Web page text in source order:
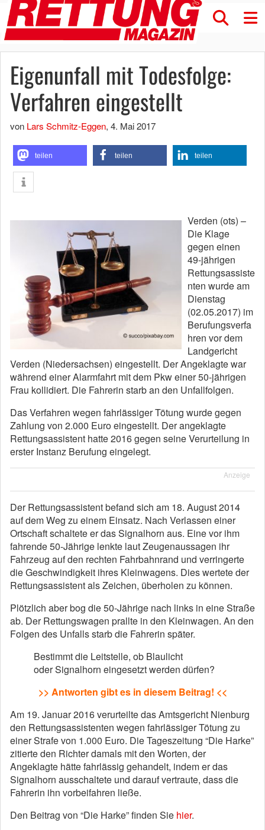
Eigenunfall mit Todesfolge:
Verfahren eingestellt
von Lars Schmitz-Eggen, 4. Mai 2017
teilen teilen teilen
Verden (ots) –
Die Klage
gegen einen
49-jährigen
Rettungsassiste
nten wurde am
Dienstag
(02.05.2017) im
Berufungsverfa
hren vor dem
Landgericht
Verden (Niedersachsen) eingestellt. Der Angeklagte war
während einer Alarmfahrt mit dem Pkw einer 50-jährigen
Frau kollidiert. Die Fahrerin starb an den Unfallfolgen.
Das Verfahren wegen fahrlässiger Tötung wurde gegen
Zahlung von 2.000 Euro eingestellt. Der angeklagte
Rettungsassistent hatte 2016 gegen seine Verurteilung in
erster Instanz Berufung eingelegt.
Anzeige
Der Rettungsassistent befand sich am 18. August 2014
auf dem Weg zu einem Einsatz. Nach Verlassen einer
Ortschaft schaltete er das Signalhorn aus. Eine vor ihm
fahrende 50-Jährige lenkte laut Zeugenaussagen ihr
Fahrzeug auf den rechten Fahrbahnrand und verringerte
die Geschwindigkeit ihres Kleinwagens. Dies wertete der
Rettungsassistent als Zeichen, überholen zu können.
Plötzlich aber bog die 50-Jährige nach links in eine Straße
ab. Der Rettungswagen prallte in den Kleinwagen. An den
Folgen des Unfalls starb die Fahrerin später.
Bestimmt die Leitstelle, ob Blaulicht
oder Signalhorn eingesetzt werden dürfen?
>> Antworten gibt es in diesem Beitrag! <<
Am 19. Januar 2016 verurteilte das Amtsgericht Nienburg
den Rettungsassistenten wegen fahrlässiger Tötung zu
einer Strafe von 1.000 Euro. Die Tageszeitung “Die Harke”
zitierte den Richter damals mit den Worten, der
Angeklagte hätte fahrlässig gehandelt, indem er das
Signalhorn ausschaltete und darauf vertraute, dass die
Fahrerin ihn vorbeifahren ließe.
Den Beitrag von “Die Harke” finden Sie hier.